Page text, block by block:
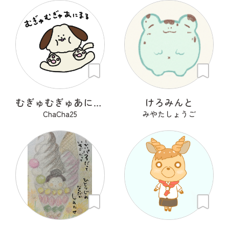
むぎゅむぎゅあにまる
ChaCha25
けろみんと
みやたしょうご